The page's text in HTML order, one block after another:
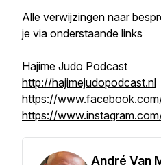
Alle verwijzingen naar
je via onderstaande links
Hajime Judo Podcast
http://hajimejudopodcast.nl
https://
https://
André Van